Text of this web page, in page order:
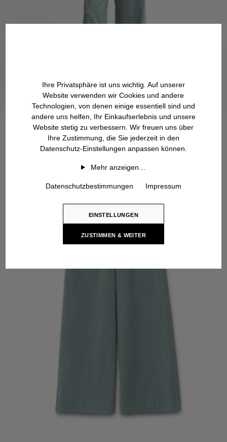
Ihre Privatsphäre ist uns wichtig. Auf unserer
Website verwenden wir Cookies und andere
Technologien, von denen einige essentiell sind und
andere uns helfen, Ihr Einkaufserlebnis und unsere
Website stetig zu verbessern. Wir freuen uns über
Ihre Zustimmung, die Sie jederzeit in den
Datenschutz-Einstellungen anpassen können.
Mehr anzeigen…
Datenschutzbestimmungen Impressum
EINSTELLUNGEN
ZUSTIMMEN & WEITER